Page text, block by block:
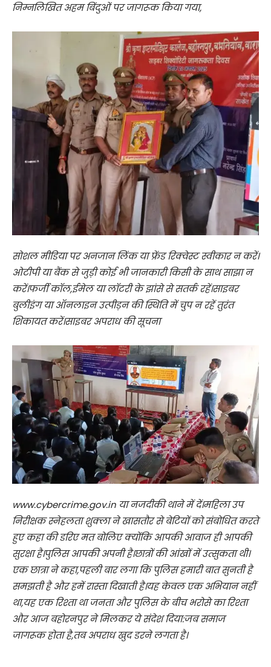
निम्नलिखित अहम बिंदुओं पर जागरूक किया गया,
सोशल मीडिया पर अनजान लिंक या फ्रेंड रिक्वेस्ट स्वीकार न करें।
ओटीपी या बैंक से जुड़ी कोई भी जानकारी किसी के साथ साझा न
करें।फर्जी कॉल,ईमेल या लॉटरी के झांसे से सतर्क रहें।साइबर
बुलीइंग या ऑनलाइन उत्पीड़न की स्थिति में चुप न रहें तुरंत
शिकायत करें।साइबर अपराध की सूचना
www.cybercrime.gov.in या नजदीकी थाने में दें।महिला उप
निरीक्षक स्नेहलता शुक्ला ने खासतौर से बेटियों को संबोधित करते
हुए कहा की डरिए मत बोलिए क्योंकि आपकी आवाज ही आपकी
सुरक्षा है।पुलिस आपकी अपनी है।छात्रों की आंखों में उत्सुकता थी।
एक छात्रा ने कहा,पहली बार लगा कि पुलिस हमारी बात सुनती है
समझती है और हमें रास्ता दिखाती है।यह केवल एक अभियान नहीं
था,यह एक रिश्ता था जनता और पुलिस के बीच भरोसे का रिश्ता
और आज बहोरनपुर ने मिलकर ये संदेश दिया:जब समाज
जागरूक होता है,तब अपराध खुद डरने लगता है।